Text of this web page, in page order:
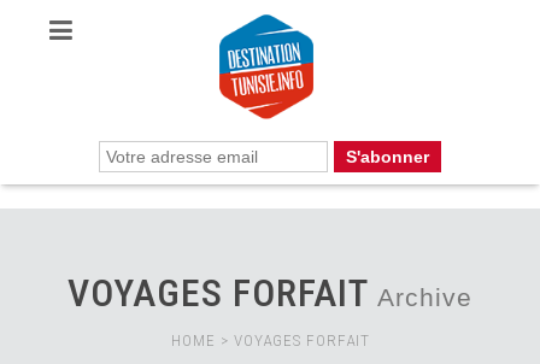
VOYAGES FORFAIT Archive
HOME > VOYAGES FORFAIT